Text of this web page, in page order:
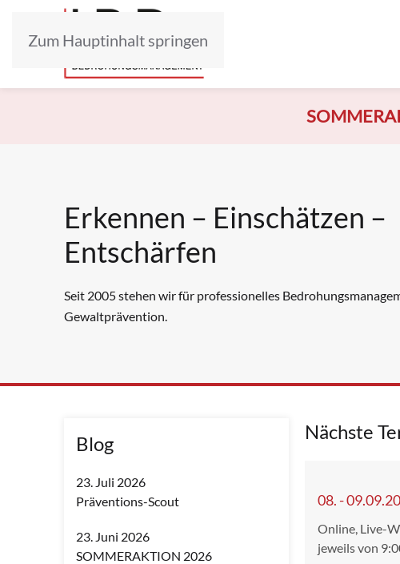
Zum Hauptinhalt springen
Erkennen – Einschätzen –
Entschärfen
Seit 2005 stehen wir für professionelles
Gewaltprävention.
Blog
23. Juli 2026
Präventions-Scout
23. Juni 2026
SOMMERAKTION 2026
Nächste
08. -
Online, Live-
jeweils von